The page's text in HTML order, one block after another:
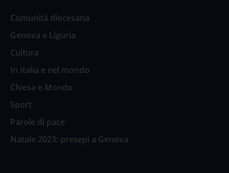
Comunità diocesana
Genova e Liguria
Cultura
In Italia e nel mondo
Chiesa e Mondo
Sport
Parole di pace
Natale 2023: presepi a Genova